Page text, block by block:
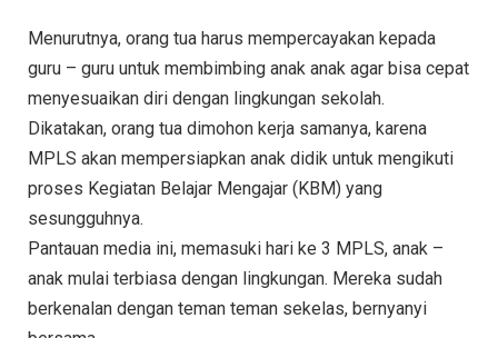
Menurutnya, orang tua harus mempercayakan kepada
guru – guru untuk membimbing anak anak agar bisa cepat
menyesuaikan diri dengan lingkungan sekolah.
Dikatakan, orang tua dimohon kerja samanya, karena
MPLS akan mempersiapkan anak didik untuk mengikuti
proses Kegiatan Belajar Mengajar (KBM) yang
sesungguhnya.
Pantauan media ini, memasuki hari ke 3 MPLS, anak –
anak mulai terbiasa dengan lingkungan. Mereka sudah
berkenalan dengan teman teman sekelas, bernyanyi